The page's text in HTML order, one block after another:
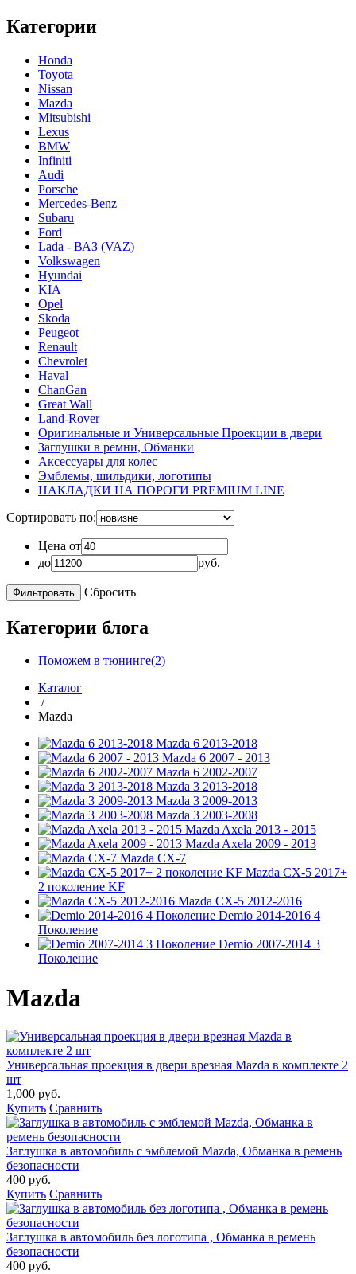
Категории
Honda
Toyota
Nissan
Mazda
Mitsubishi
Lexus
BMW
Infiniti
Audi
Porsche
Mercedes-Benz
Subaru
Ford
Lada - ВАЗ (VAZ)
Volkswagen
Hyundai
KIA
Opel
Skoda
Peugeot
Renault
Chevrolet
Haval
ChanGan
Great Wall
Land-Rover
Оригинальные и Универсальные Проекции в двери
Заглушки в ремни, Обманки
Аксессуары для колес
Эмблемы, шильдики, логотипы
НАКЛАДКИ НА ПОРОГИ PREMIUM LINE
Сортировать по:
Цена от
до
руб.
Сбросить
Категории блога
Поможем в тюнинге(2)
Каталог
/
Mazda
Mazda 6 2013-2018
Mazda 6 2007 - 2013
Mazda 6 2002-2007
Mazda 3 2013-2018
Mazda 3 2009-2013
Mazda 3 2003-2008
Mazda Axela 2013 - 2015
Mazda Axela 2009 - 2013
Mazda CX-7
Mazda CX-5 2017+
2 поколение KF
Mazda CX-5 2012-2016
Demio 2014-2016 4
Поколение
Demio 2007-2014 3
Поколение
Mazda
Универсальная проекция в двери врезная Mazda в комплекте 2
шт
1,000 руб.
Купить Сравнить
Заглушка в автомобиль с эмблемой Mazda, Обманка в ремень
безопасности
400 руб.
Купить Сравнить
Заглушка в автомобиль без логотипа , Обманка в ремень
безопасности
400 руб.